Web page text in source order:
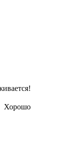
Хорошо